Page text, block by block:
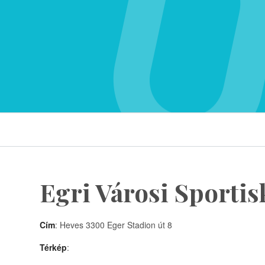
Egri Városi
Cím: Heves 3300 Eger Stadion út 8
Térkép: